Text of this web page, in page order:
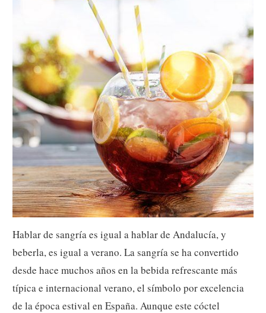
Hablar de sangría es igual a hablar de Andalucía, y
beberla, es igual a verano. La sangría se ha convertido
desde hace muchos años en la bebida refrescante más
típica e internacional verano, el símbolo por excelencia
de la época estival en España. Aunque este cóctel